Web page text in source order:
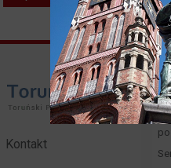
Kontakt